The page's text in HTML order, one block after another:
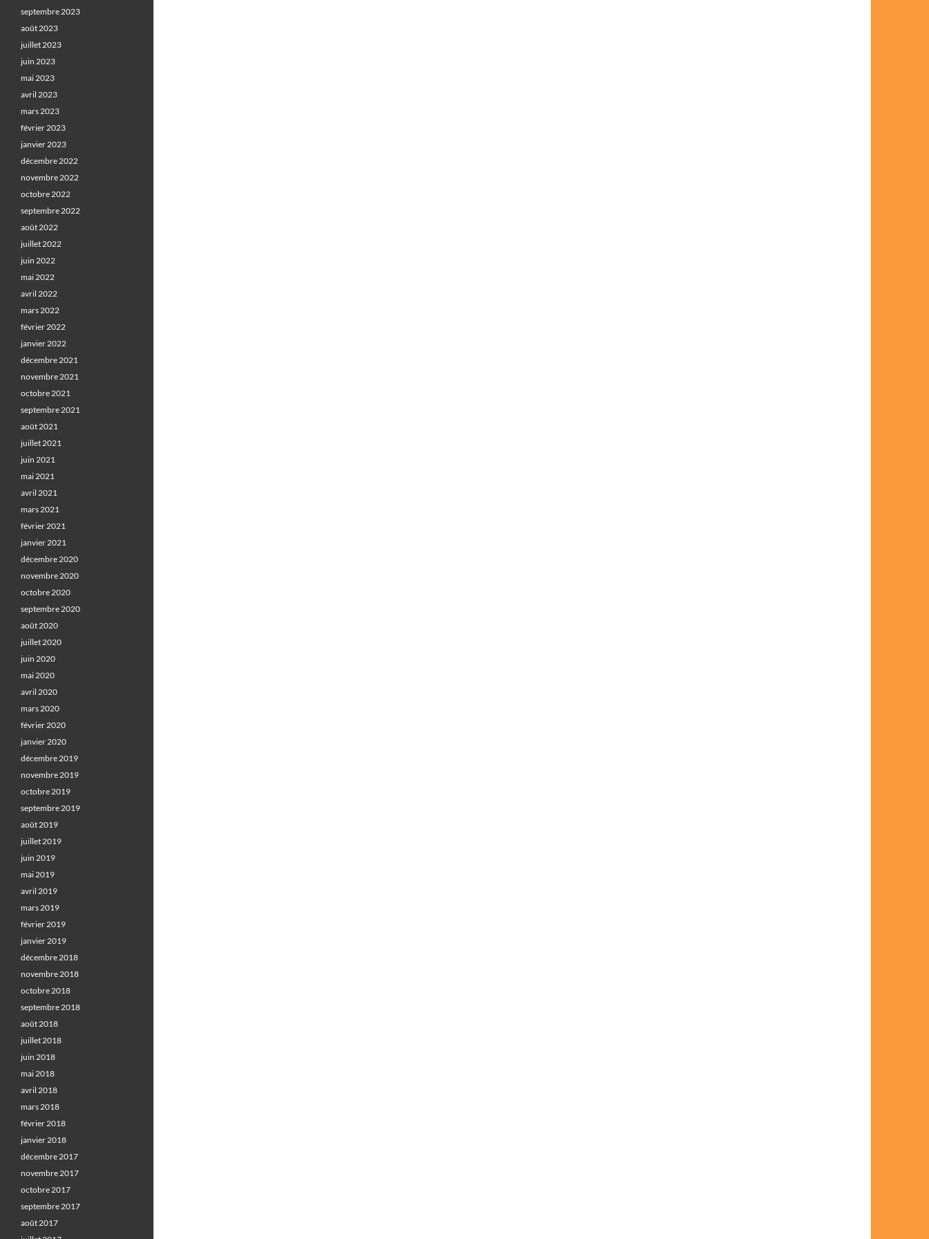
septembre 2023
août 2023
juillet 2023
juin 2023
mai 2023
avril 2023
mars 2023
février 2023
janvier 2023
décembre 2022
novembre 2022
octobre 2022
septembre 2022
août 2022
juillet 2022
juin 2022
mai 2022
avril 2022
mars 2022
février 2022
janvier 2022
décembre 2021
novembre 2021
octobre 2021
septembre 2021
août 2021
juillet 2021
juin 2021
mai 2021
avril 2021
mars 2021
février 2021
janvier 2021
décembre 2020
novembre 2020
octobre 2020
septembre 2020
août 2020
juillet 2020
juin 2020
mai 2020
avril 2020
mars 2020
février 2020
janvier 2020
décembre 2019
novembre 2019
octobre 2019
septembre 2019
août 2019
juillet 2019
juin 2019
mai 2019
avril 2019
mars 2019
février 2019
janvier 2019
décembre 2018
novembre 2018
octobre 2018
septembre 2018
août 2018
juillet 2018
juin 2018
mai 2018
avril 2018
mars 2018
février 2018
janvier 2018
décembre 2017
novembre 2017
octobre 2017
septembre 2017
août 2017